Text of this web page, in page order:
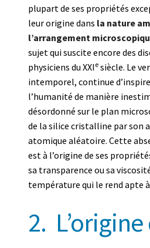
plupart de ses propriétés
leur origine dans la nature
l’arrangement
sujet qui suscite encore des
physiciens du XXIe siècle. Le
intemporel, continue
l’humanité de manière
désordonné sur le plan
de la silice cristalline par son
atomique aléatoire. Cette
est à l’origine de ses
sa transparence ou sa
température qui le rend apte
2.